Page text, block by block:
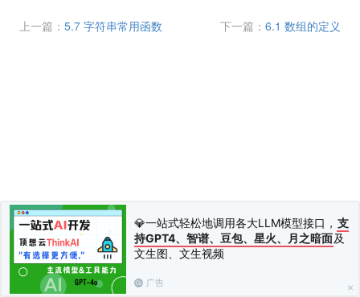
💎一站式轻松地调用各大LLM模型接口， 支
持GPT4、智谱、豆包、星火、月之暗面及
文生图、文生视频
广告
上一篇： 5.7 字符串常用函数 下一篇： 6.1 数组的定义